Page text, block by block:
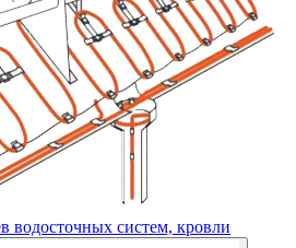
водосточных систем, кровли